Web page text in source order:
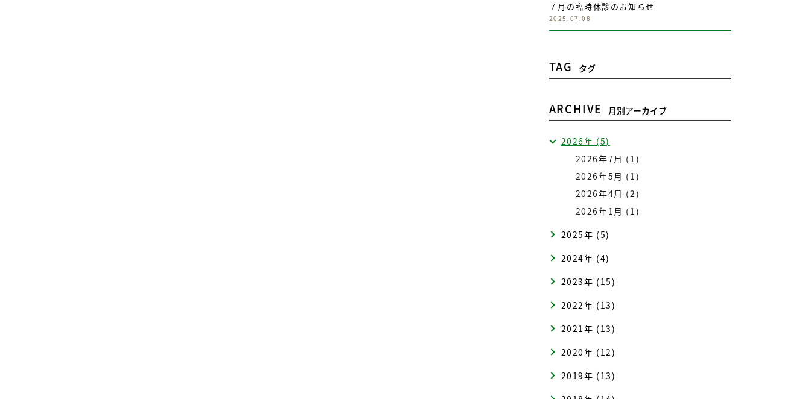
７月の臨時休診のお知らせ
2025.07.08
TAG タグ
ARCHIVE 月別アーカイブ
2026年 (5)
2026年7月 (1)
2026年5月 (1)
2026年4月 (2)
2026年1月 (1)
2025年 (5)
2024年 (4)
2023年 (15)
2022年 (13)
2021年 (13)
2020年 (12)
2019年 (13)